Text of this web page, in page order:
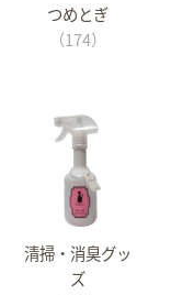
つめとぎ
（174）
清掃・消臭グッ
ズ